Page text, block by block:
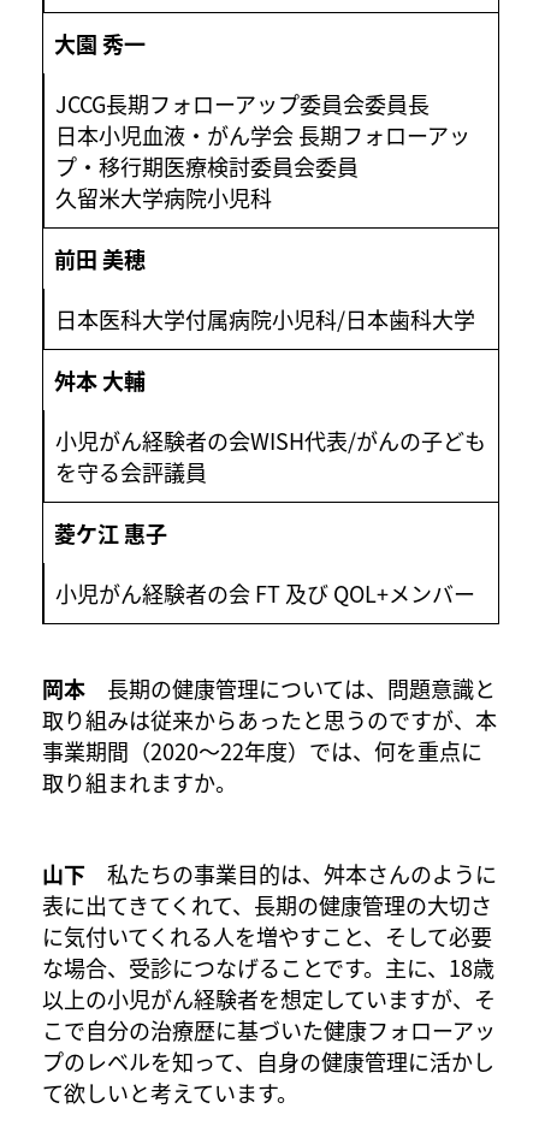
大園 秀一
JCCG長期フォローアップ委員会委員長
日本小児血液・がん学会 長期フォローアッ
プ・移行期医療検討委員会委員
久留米大学病院小児科
前田 美穂
日本医科大学付属病院小児科/日本歯科大学
舛本 大輔
小児がん経験者の会WISH代表/がんの子ども
を守る会評議員
菱ケ江 惠子
小児がん経験者の会 FT 及び QOL+メンバー
岡本 長期の健康管理については、問題意識と
取り組みは従来からあったと思うのですが、本
事業期間（2020～22年度）では、何を重点に
取り組まれますか。
山下 私たちの事業目的は、舛本さんのように
表に出てきてくれて、長期の健康管理の大切さ
に気付いてくれる人を増やすこと、そして必要
な場合、受診につなげることです。主に、18歳
以上の小児がん経験者を想定していますが、そ
こで自分の治療歴に基づいた健康フォローアッ
プのレベルを知って、自身の健康管理に活かし
て欲しいと考えています。